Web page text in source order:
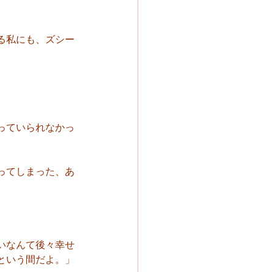
私にも、ズシー
ていられなかっ
てしまった、あ
なんて後々幸せ
う間だよ。」